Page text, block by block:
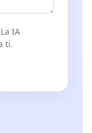
IA
ti.